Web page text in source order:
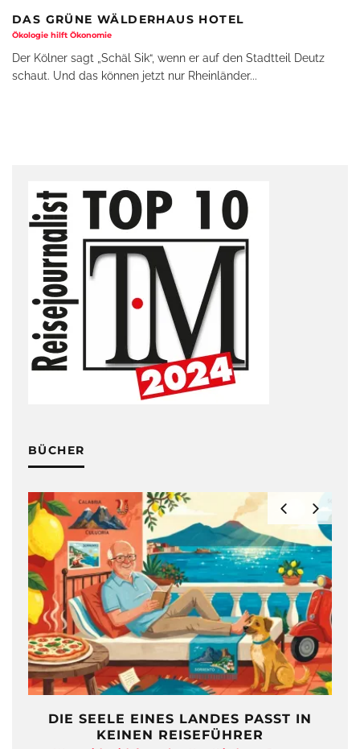
DAS GRÜNE WÄLDERHAUS HOTEL
Ökologie hilft Ökonomie
Der Kölner sagt „Schäl Sik“, wenn er auf den Stadtteil Deutz
schaut. Und das können jetzt nur Rheinländer...
BÜCHER
DIE SEELE EINES LANDES PASST IN
KEINEN REISEFÜHRER